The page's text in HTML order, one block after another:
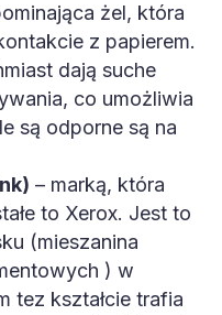
żel, która
z papierem.
dają suche
co umożliwia
są odporne są na
– marką, która
to Xerox. Jest to
(mieszanina
) w
tez kształcie trafia